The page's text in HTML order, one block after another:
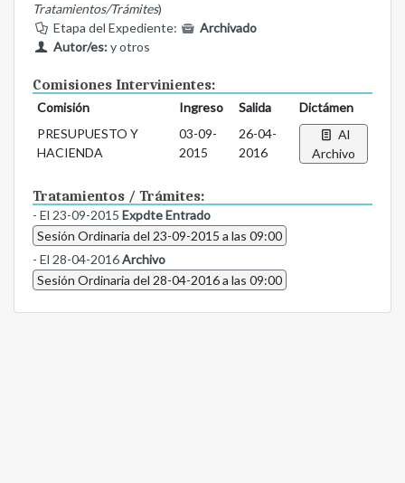
Tratamientos/Trámites)
Etapa del Expediente:
Archivado
Autor/es:y otros
Comisiones Intervinientes:
Comisión Ingreso Salida
Dictámen
PRESUPUESTO Y
HACIENDA
03-09-
2015
26-04-
2016
Al
Archivo
Tratamientos / Trámites:
- El 23-09-2015 Expdte Entrado
Sesión Ordinaria del 23-09-2015 a las 09:00
- El 28-04-2016Archivo
Sesión Ordinaria del 28-04-2016 a las 09:00